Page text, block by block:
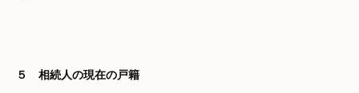
５ 相続人の現在の戸籍